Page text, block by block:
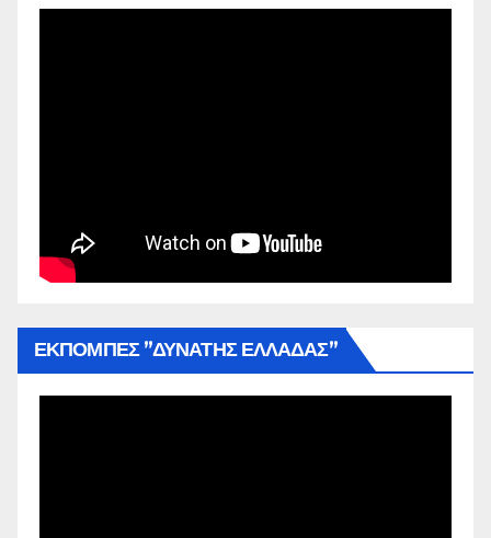
ΕΚΠΟΜΠΕΣ ”ΔΥΝΑΤΗΣ ΕΛΛΑΔΑΣ”